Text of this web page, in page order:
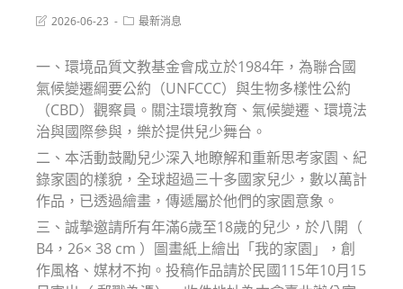
Post2026-06-23
Post最新消息
一、環境品質文教基金會成立於1984年，為聯合國
氣候變遷綱要公約（UNFCCC）與生物多樣性公約
（CBD）觀察員。關注環境教育、氣候變遷、環境法
治與國際參與，樂於提供兒少舞台。
二、本活動鼓勵兒少深入地瞭解和重新思考家園、紀
錄家園的樣貌，全球超過三十多國家兒少，數以萬計
作品，已透過繪畫，傳遞屬於他們的家園意象。
三、誠摯邀請所有年滿6歲至18歲的兒少，於八開（
B4，26× 38 cm ）圖畫紙上繪出「我的家園」，創
作風格、媒材不拘。投稿作品請於民國115年10月15